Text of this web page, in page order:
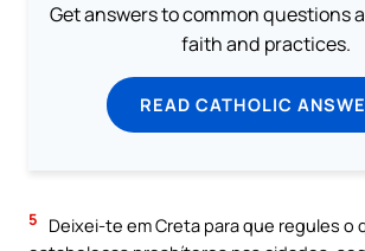
Get answers to common questions
faith and practices.
READ CATHOLIC
5
Deixei-te em Creta para que regules o